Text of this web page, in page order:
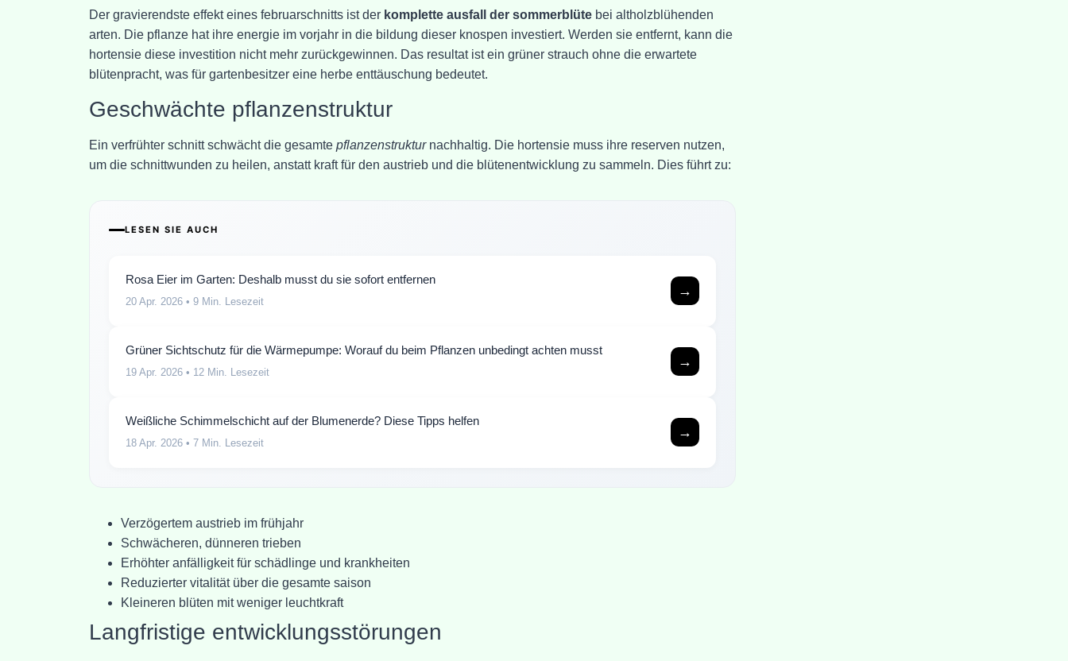
Der gravierendste effekt eines februarschnitts ist der komplette ausfall der sommerblüte bei altholzblühenden
arten. Die pflanze hat ihre energie im vorjahr in die bildung dieser knospen investiert. Werden sie entfernt, kann die
hortensie diese investition nicht mehr zurückgewinnen. Das resultat ist ein grüner strauch ohne die erwartete
blütenpracht, was für gartenbesitzer eine herbe enttäuschung bedeutet.
Geschwächte pflanzenstruktur
Ein verfrühter schnitt schwächt die gesamte pflanzenstrukturnachhaltig. Die hortensie muss ihre reserven nutzen,
um die schnittwunden zu heilen, anstatt kraft für den austrieb und die blütenentwicklung zu sammeln. Dies führt zu:
LESEN SIE AUCH
Rosa Eier im Garten: Deshalb musst du sie sofort entfernen
20 Apr. 2026 • 9 Min. Lesezeit
→
Grüner Sichtschutz für die Wärmepumpe: Worauf du beim Pflanzen unbedingt achten musst
19 Apr. 2026 • 12 Min. Lesezeit
→
Weißliche Schimmelschicht auf der Blumenerde? Diese Tipps helfen
18 Apr. 2026 • 7 Min. Lesezeit
→
Verzögertem austrieb im frühjahr
Schwächeren, dünneren trieben
Erhöhter anfälligkeit für schädlinge und krankheiten
Reduzierter vitalität über die gesamte saison
Kleineren blüten mit weniger leuchtkraft
Langfristige entwicklungsstörungen